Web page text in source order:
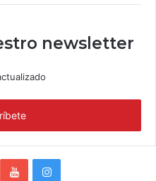
newsletter